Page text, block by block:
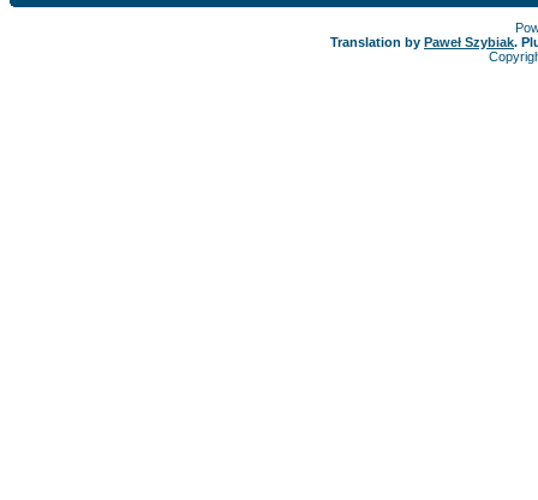
Translation by Paweł Szybiak.